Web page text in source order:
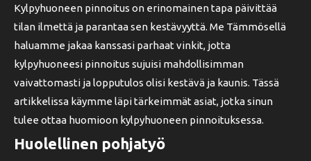
Kylpyhuoneen pinnoitus on erinomainen tapa päivittää
tilan ilmettä ja parantaa sen kestävyyttä. Me Tämmösellä
haluamme jakaa kanssasi parhaat vinkit, jotta
kylpyhuoneesi pinnoitus sujuisi mahdollisimman
vaivattomasti ja lopputulos olisi kestävä ja kaunis. Tässä
artikkelissa käymme läpi tärkeimmät asiat, jotka sinun
tulee ottaa huomioon kylpyhuoneen pinnoituksessa.
Huolellinen pohjatyö